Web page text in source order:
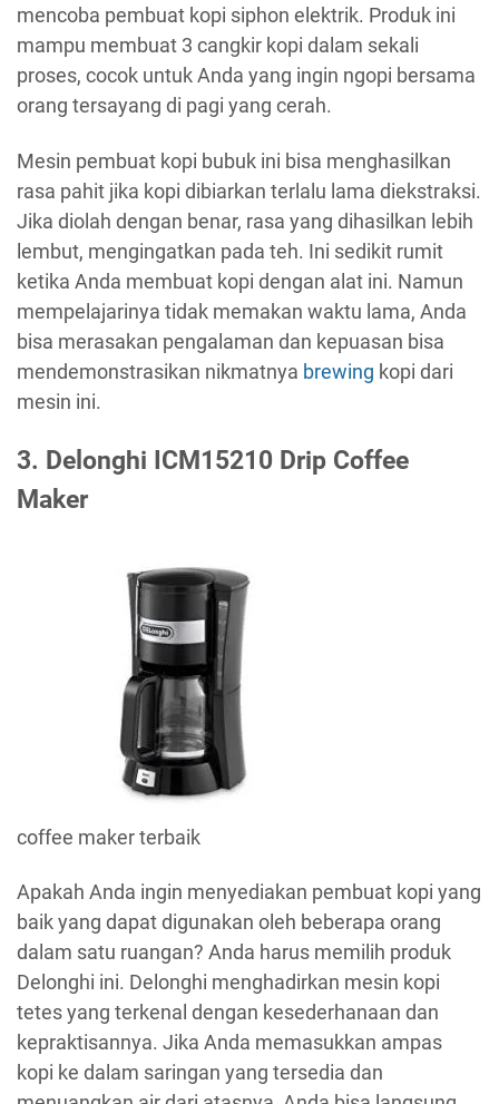
mencoba pembuat kopi siphon elektrik. Produk ini
mampu membuat 3 cangkir kopi dalam sekali
proses, cocok untuk Anda yang ingin ngopi bersama
orang tersayang di pagi yang cerah.
Mesin pembuat kopi bubuk ini bisa menghasilkan
rasa pahit jika kopi dibiarkan terlalu lama diekstraksi.
Jika diolah dengan benar, rasa yang dihasilkan lebih
lembut, mengingatkan pada teh. Ini sedikit rumit
ketika Anda membuat kopi dengan alat ini. Namun
mempelajarinya tidak memakan waktu lama, Anda
bisa merasakan pengalaman dan kepuasan bisa
mendemonstrasikan nikmatnya brewing kopi dari
mesin ini.
3. Delonghi ICM15210 Drip Coffee
Maker
coffee maker terbaik
Apakah Anda ingin menyediakan pembuat kopi yang
baik yang dapat digunakan oleh beberapa orang
dalam satu ruangan? Anda harus memilih produk
Delonghi ini. Delonghi menghadirkan mesin kopi
tetes yang terkenal dengan kesederhanaan dan
kepraktisannya. Jika Anda memasukkan ampas
kopi ke dalam saringan yang tersedia dan